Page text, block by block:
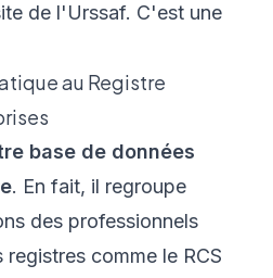
de l'Urssaf. C'est une
au Registre
base de données
. En fait, il regroupe
des professionnels
comme le RCS